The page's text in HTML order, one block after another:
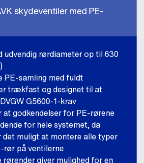
skydeventiler med PE-
udvendig rørdiameter op til 630
PE-samling med fuldt
trækfast og designet til at
G5600-1-krav
at godkendelser for PE-rørene
for hele systemet, da
det muligt at montere alle typer
rør på ventilerne
rørender giver mulighed for en